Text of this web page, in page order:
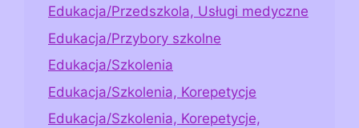
Edukacja/Przedszkola, Usługi medyczne
Edukacja/Przybory szkolne
Edukacja/Szkolenia
Edukacja/Szkolenia, Korepetycje
Edukacja/Szkolenia, Korepetycje,